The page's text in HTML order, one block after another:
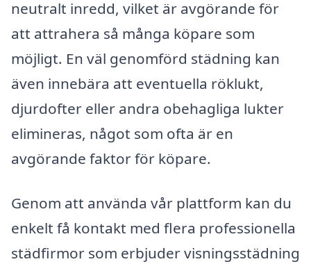
neutralt inredd, vilket är avgörande för
att attrahera så många köpare som
möjligt. En väl genomförd städning kan
även innebära att eventuella röklukt,
djurdofter eller andra obehagliga lukter
elimineras, något som ofta är en
avgörande faktor för köpare.
Genom att använda vår plattform kan du
enkelt få kontakt med flera professionella
städfirmor som erbjuder visningsstädning